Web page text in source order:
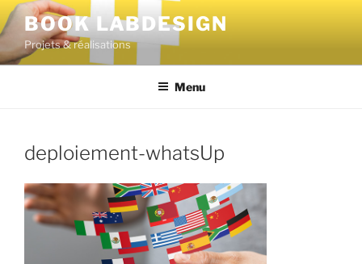
BOOK LABDESIGN
Projets & réalisations
Menu
deploiement-whatsUp